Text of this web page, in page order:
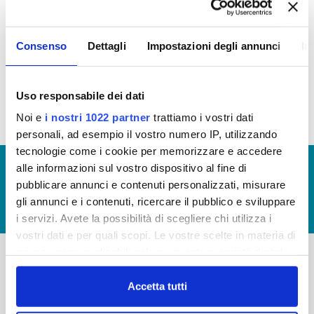
Consenso Dettagli Impostazioni degli annunci
Uso responsabile dei dati
Noi e i nostri 1022 partner trattiamo i vostri dati
personali, ad esempio il vostro numero IP, utilizzando
tecnologie come i cookie per memorizzare e accedere
alle informazioni sul vostro dispositivo al fine di
pubblicare annunci e contenuti personalizzati, misurare
gli annunci e i contenuti, ricercare il pubblico e sviluppare
i servizi. Avete la possibilità di scegliere chi utilizza i
vostri dati e per quali scopi. Le vostre scelte in materia di
in cui avete effettuato le vostre scelte. È possibile
modificare o revocare il proprio consenso in qualsiasi
momento dalla Dichiarazione sui cookie o facendo clic
Accetta tutti
Regolamento per i criteri di ammissione agli atti di
© Copyright 2017 - 2026
GLOSSARIO
GIUDICA IL SERVIZIO
LAVORA CON NOI
Publiacqua S.p.A
-
FAQ